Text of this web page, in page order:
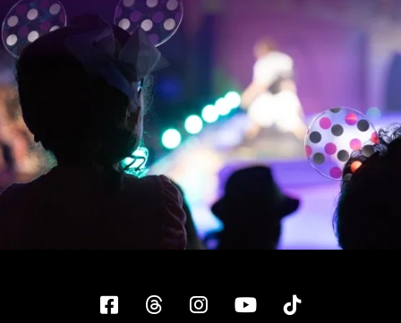
Facebook
ThreadsInstagram
YouTubeTiktok